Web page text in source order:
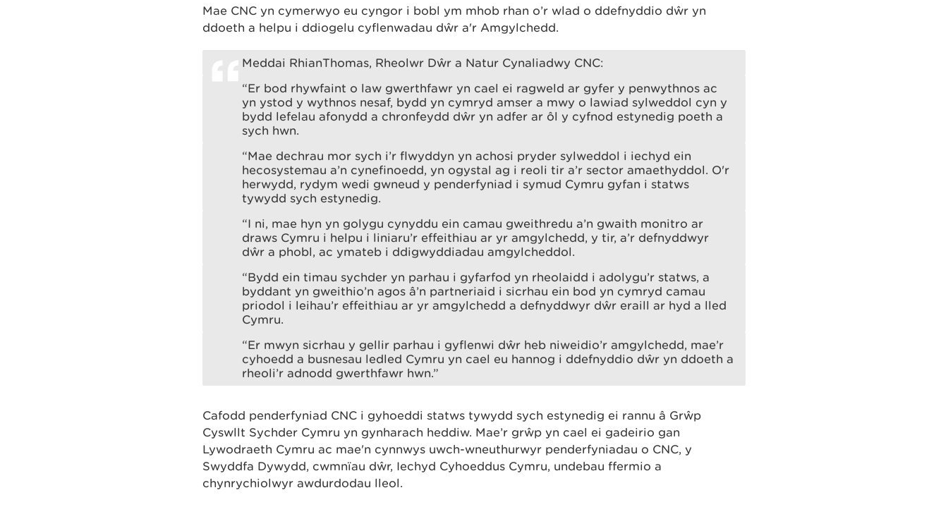
Mae CNC yn cymerwyo eu cyngor i bobl ym mhob rhan o’r wlad o ddefnyddio dŵr yn
ddoeth a helpu i ddiogelu cyflenwadau dŵr a'r Amgylchedd.
Meddai RhianThomas, Rheolwr Dŵr a Natur Cynaliadwy CNC:
“Er bod rhywfaint o law gwerthfawr yn cael ei ragweld ar gyfer y penwythnos ac
yn ystod y wythnos nesaf, bydd yn cymryd amser a mwy o lawiad sylweddol cyn y
bydd lefelau afonydd a chronfeydd dŵr yn adfer ar ôl y cyfnod estynedig poeth a
sych hwn.
“Mae dechrau mor sych i’r flwyddyn yn achosi pryder sylweddol i iechyd ein
hecosystemau a’n cynefinoedd, yn ogystal ag i reoli tir a’r sector amaethyddol. O'r
herwydd, rydym wedi gwneud y penderfyniad i symud Cymru gyfan i statws
tywydd sych estynedig.
“I ni, mae hyn yn golygu cynyddu ein camau gweithredu a’n gwaith monitro ar
draws Cymru i helpu i liniaru’r effeithiau ar yr amgylchedd, y tir, a’r defnyddwyr
dŵr a phobl, ac ymateb i ddigwyddiadau amgylcheddol.
“Bydd ein timau sychder yn parhau i gyfarfod yn rheolaidd i adolygu’r statws, a
byddant yn gweithio’n agos â’n partneriaid i sicrhau ein bod yn cymryd camau
priodol i leihau’r effeithiau ar yr amgylchedd a defnyddwyr dŵr eraill ar hyd a lled
Cymru.
“Er mwyn sicrhau y gellir parhau i gyflenwi dŵr heb niweidio’r amgylchedd, mae’r
cyhoedd a busnesau ledled Cymru yn cael eu hannog i ddefnyddio dŵr yn ddoeth a
rheoli’r adnodd gwerthfawr hwn.”
Cafodd penderfyniad CNC i gyhoeddi statws tywydd sych estynedig ei rannu â Grŵp
Cyswllt Sychder Cymru yn gynharach heddiw. Mae’r grŵp yn cael ei gadeirio gan
Lywodraeth Cymru ac mae'n cynnwys uwch-wneuthurwyr penderfyniadau o CNC, y
Swyddfa Dywydd, cwmnïau dŵr, Iechyd Cyhoeddus Cymru, undebau ffermio a
chynrychiolwyr awdurdodau lleol.